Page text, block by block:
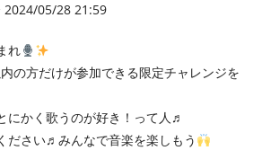
05/28 21:59
れ
の方だけが参加できる限定チャレンジを
にかく歌うのが好き！って人♬
ださい♬みんなで音楽を楽しもう